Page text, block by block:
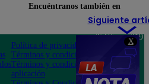
X
Siguiente
Encuéntranos también en
Política de privacidad
Términos y condiciones
Términos y condiciones
aplicación
Teléfono: 219
Av. San
Felipe 968
Jesús María